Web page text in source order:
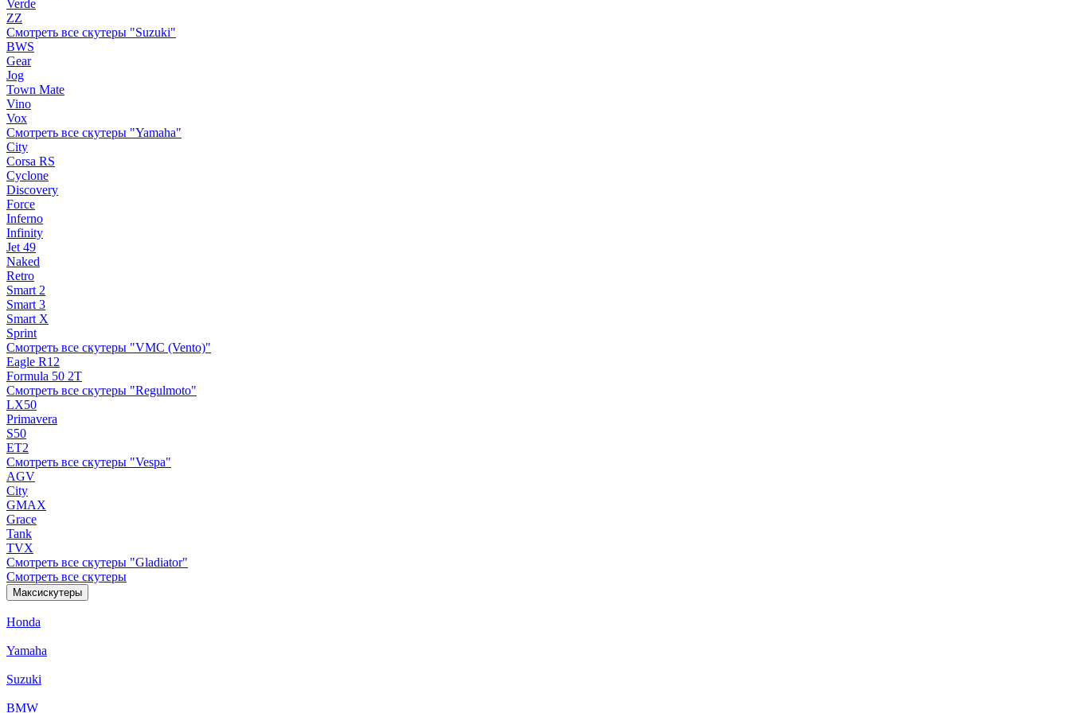
Verde
ZZ
Смотреть все скутеры "Suzuki"
BWS
Gear
Jog
Town Mate
Vino
Vox
Смотреть все скутеры "Yamaha"
City
Corsa RS
Cyclone
Discovery
Force
Inferno
Infinity
Jet 49
Naked
Retro
Smart 2
Smart 3
Smart X
Sprint
Смотреть все скутеры "VMC (Vento)"
Eagle R12
Formula 50 2Т
Смотреть все скутеры "Regulmoto"
LX50
Primavera
S50
ET2
Смотреть все скутеры "Vespa"
AGV
City
GMAX
Grace
Tank
TVX
Смотреть все скутеры "Gladiator"
Смотреть все скутеры
Максискутеры
Honda
Yamaha
Suzuki
BMW